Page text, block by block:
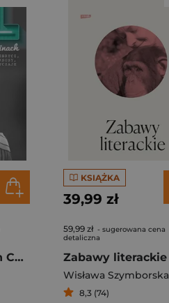
PRL Po godzinach Celebryci, luksusy, obyczaje
KSIĄŻKA
39,99 zł
59,99 zł - sugerowana cena
detaliczna
Zabawy literackie
Wisława Szymborska
8,3 (74)